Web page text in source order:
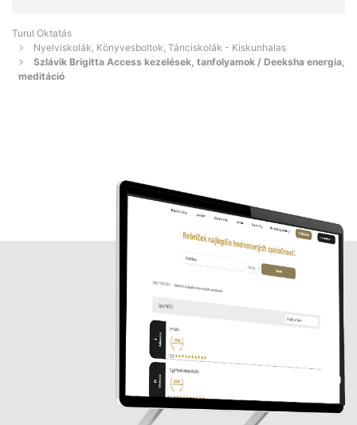
Turul Oktatás
Nyelviskolák, Könyvesboltok, Tánciskolák - Kiskunhalas
Szlávik Brigitta Access kezelések, tanfolyamok / Deeksha energia,
meditáció